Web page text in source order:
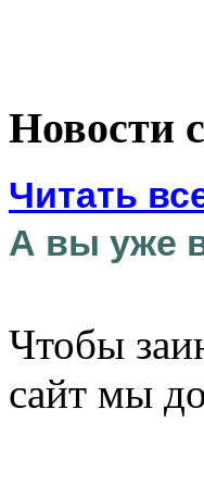
Новости
Читать
А вы уже
Чтобы
сайт мы